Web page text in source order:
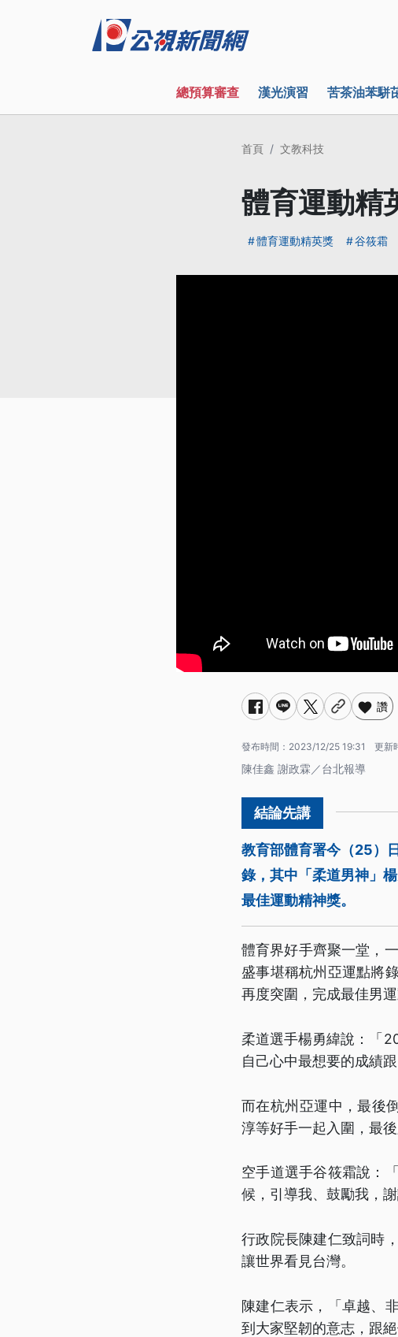
總預算審查 漢光演習 苦茶油苯駢
首頁 文教科技
體育運動精
體育運動精英獎 谷筱霜
讚
發布時間： 2023/12/25 19:31 更新
陳佳鑫 謝政霖／台北報導
教育部體育署今（25）
錄，其中「柔道男神」
最佳運動精神獎。
體育界好手齊聚一堂，
盛事堪稱杭州亞運點將
再度突圍，完成最佳男運
柔道選手楊勇緯說：「
自己心中最想要的成績跟
而在杭州亞運中，最後
淳等好手一起入圍，最
空手道選手谷筱霜說：
候，引導我、鼓勵我，
行政院長陳建仁致詞時
讓世界看見台灣。
陳建仁表示，「卓越、
到大家堅韌的意志，跟